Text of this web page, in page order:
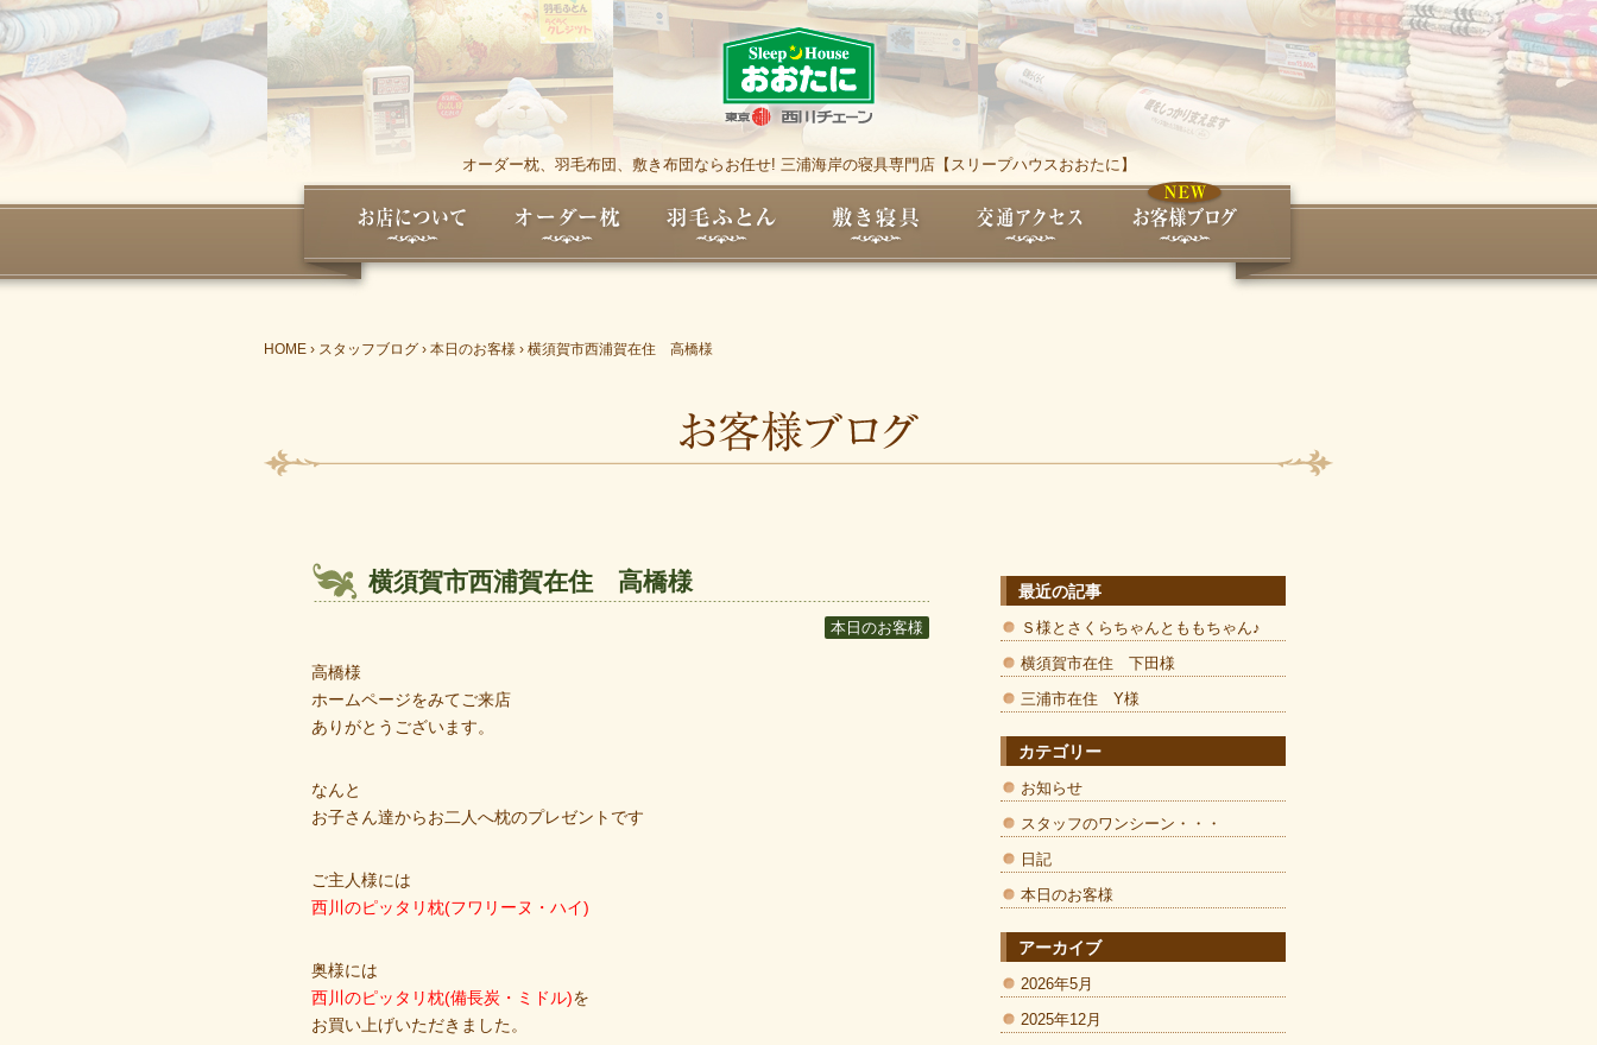
オーダー枕、羽毛布団、敷き布団ならお任せ! 三浦海岸の寝具専門店【スリープハウスおおたに】
HOME › スタッフブログ › 本日のお客様 › 横須賀市西浦賀在住 高橋様
横須賀市西浦賀在住 高橋様
本日のお客様
高橋様
ホームページをみてご来店
ありがとうございます。
なんと
お子さん達からお二人へ枕のプレゼントです
ご主人様には
西川のピッタリ枕(フワリーヌ・ハイ)
奥様には
西川のピッタリ枕(備長炭・ミドル)を
お買い上げいただきました。
最近の記事
Ｓ様とさくらちゃんとももちゃん♪
横須賀市在住 下田様
三浦市在住 Y様
カテゴリー
お知らせ
スタッフのワンシーン・・・
日記
本日のお客様
アーカイブ
2026年5月
2025年12月